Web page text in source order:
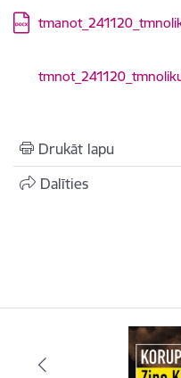
Lejupielādēt:
Lejupielādēt:
Drukāt lapu
Dalīties